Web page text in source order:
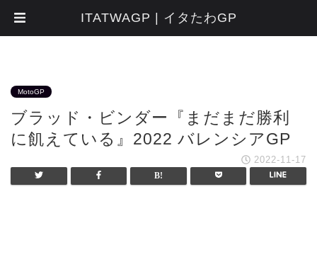
MotoGP
ブラッド・ビンダー『まだまだ勝利
に飢えている』2022 バレンシアGP
2022-11-17
ITATWAGP | イタたわGP